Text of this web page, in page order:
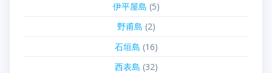
伊平屋島 (5)
野甫島 (2)
石垣島 (16)
西表島 (32)